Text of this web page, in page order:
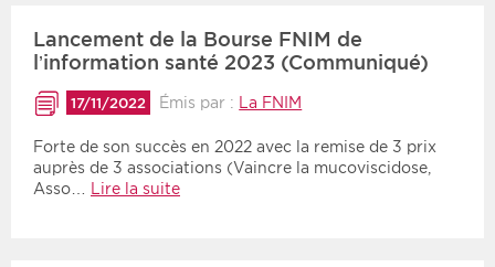
Lancement de la Bourse FNIM de
l’information santé 2023 (Communiqué)
17/11/2022 Émis par : La FNIM
Forte de son succès en 2022 avec la remise de 3 prix
auprès de 3 associations (Vaincre la mucoviscidose,
Asso…
Lire la suite